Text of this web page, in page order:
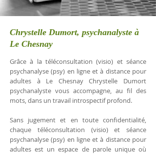
Chrystelle Dumort, psychanalyste à
Le Chesnay
Grâce à la téléconsultation (visio) et séance
psychanalyse (psy) en ligne et à distance pour
adultes à Le Chesnay Chrystelle Dumort
psychanalyste vous accompagne, au fil des
mots, dans un travail introspectif profond.
Sans jugement et en toute confidentialité,
chaque téléconsultation (visio) et séance
psychanalyse (psy) en ligne et à distance pour
adultes est un espace de parole unique où